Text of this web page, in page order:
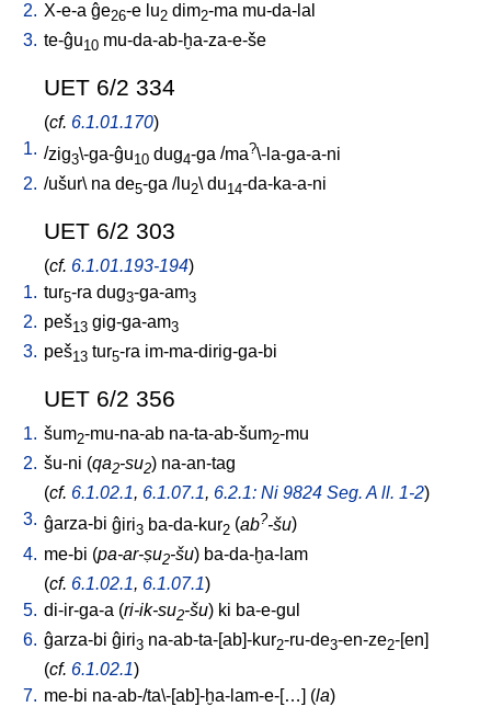
2. X-e-a ĝe26-e lu2 dim2-ma mu-da-lal
3. te-ĝu10 mu-da-ab-ḫa-za-e-še
UET 6/2 334
(cf. 6.1.01.170)
1. /zig3\-ga-ĝu10 dug4-ga /ma?\-la-ga-a-ni
2. /ušur\ na de5-ga /lu2\ du14-da-ka-a-ni
UET 6/2 303
(cf. 6.1.01.193-194)
1. tur5-ra dug3-ga-am3
2. peš13 gig-ga-am3
3. peš13 tur5-ra im-ma-dirig-ga-bi
UET 6/2 356
1. šum2-mu-na-ab na-ta-ab-šum2-mu
2. šu-ni (qa2-su2) na-an-tag
(cf. 6.1.02.1, 6.1.07.1, 6.2.1: Ni 9824 Seg. A ll. 1-2)
3. ĝarza-bi ĝiri3 ba-da-kur2 (ab?-šu)
4. me-bi (pa-ar-ṣu2-šu) ba-da-ḫa-lam
(cf. 6.1.02.1, 6.1.07.1)
5. di-ir-ga-a (ri-ik-su2-šu) ki ba-e-gul
6. ĝarza-bi ĝiri3 na-ab-ta-[ab]-kur2-ru-de3-en-ze2-[en]
(cf. 6.1.02.1)
7. me-bi na-ab-/ta\-[ab]-ḫa-lam-e-[…] (la)